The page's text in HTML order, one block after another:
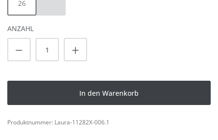
26
ANZAHL
Produkt Anzahl: Gib den gewünschten
In den Warenkorb
Produktnummer: Laura-11282X-006.1